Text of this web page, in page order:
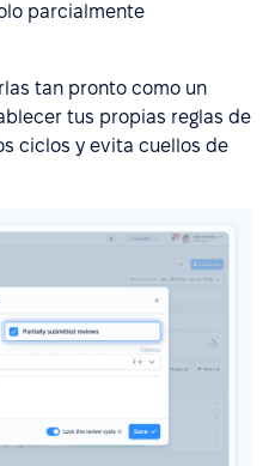
parcialmente
tan pronto como un
tus propias reglas de
ciclos y evita cuellos de